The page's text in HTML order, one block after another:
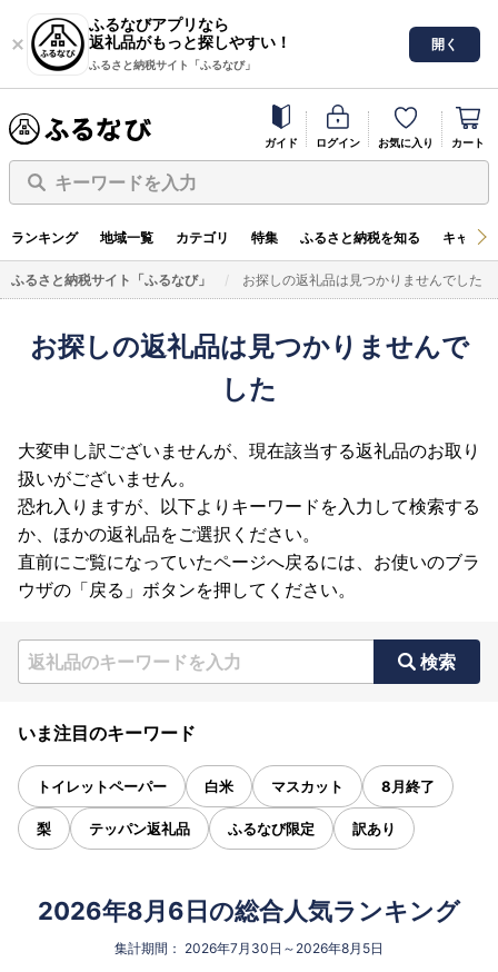
ふるなびアプリなら
返礼品がもっと探しやすい！
ふるさと納税サイト「ふるなび」
開く
ガイド ログイン お気に入り カート
キーワードを入力
ランキング 地域一覧 カテゴリ 特集 ふるさと納税を知る キャン
ふるさと納税サイト「ふるなび」 お探しの返礼品は見つかりませんでした
お探しの返礼品は見つかりませんで
した
大変申し訳ございませんが、現在該当する返礼品のお取り
扱いがございません。
恐れ入りますが、以下よりキーワードを入力して検索する
か、ほかの返礼品をご選択ください。
直前にご覧になっていたページへ戻るには、お使いのブラ
ウザの「戻る」ボタンを押してください。
検索
いま注目のキーワード
トイレットペーパー 白米 マスカット 8月終了
梨 テッパン返礼品 ふるなび限定 訳あり
2026年8月6日の総合人気ランキング
集計期間： 2026年7月30日～2026年8月5日